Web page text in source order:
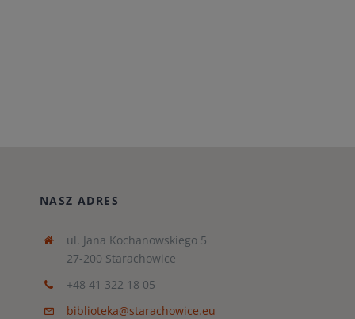
NASZ ADRES
ul. Jana Kochanowskiego 5
27-200 Starachowice
+48 41 322 18 05
biblioteka@starachowice.eu